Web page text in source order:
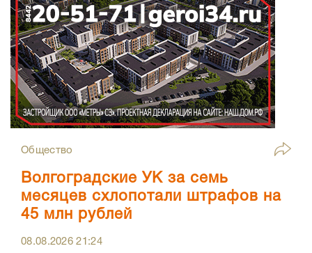
Общество
Волгоградские УК за семь
месяцев схлопотали штрафов на
45 млн рублей
08.08.202621:24